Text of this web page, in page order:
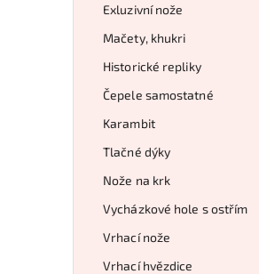
Exluzivní nože
Mačety, khukri
Historické repliky
Čepele samostatné
Karambit
Tlačné dýky
Nože na krk
Vycházkové hole s ostřím
Vrhací nože
Vrhací hvězdice